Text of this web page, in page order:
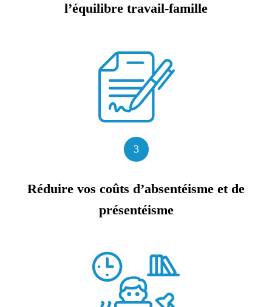
l’équilibre travail-famille
3
Réduire vos coûts d’absentéisme et de
présentéisme